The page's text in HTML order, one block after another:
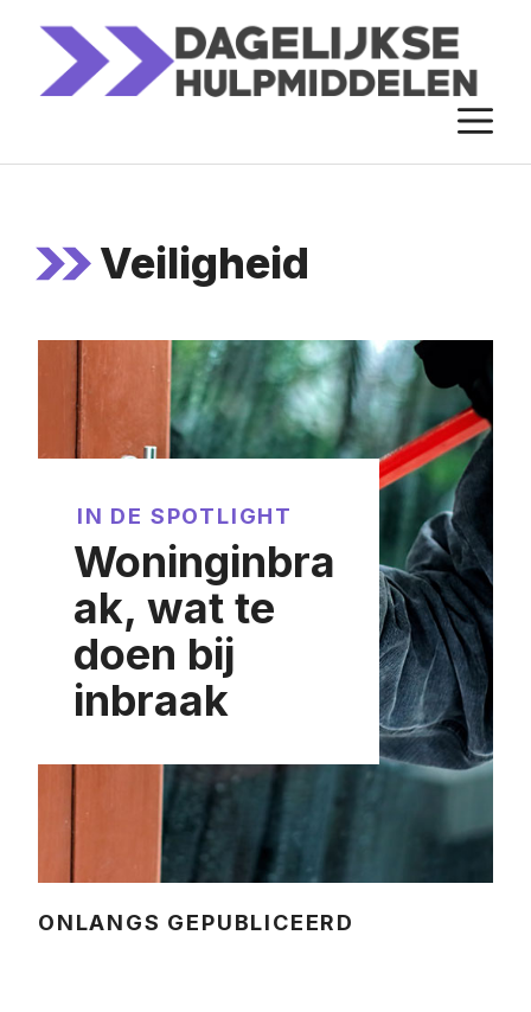
Veiligheid
IN DE SPOTLIGHT
Woninginbra
ak, wat te
doen bij
inbraak
ONLANGS GEPUBLICEERD